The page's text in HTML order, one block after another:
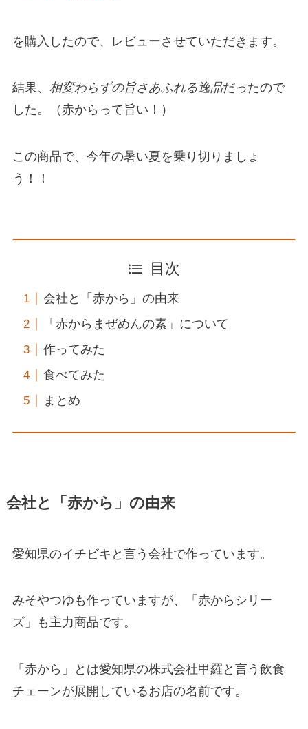
を購入したので、レビューさせていただきます。
結果、 相変わらずの旨さあふれる逸品だったので
した。（赤からって旨い！）
この商品で、今年の暑い夏を乗り切りましょ
う！！
目次
会社と「赤から」の由来
「赤からまぜめんの素」について
作ってみた
食べてみた
まとめ
会社と「赤から」の由来
愛知県のイチビキと言う会社で作っています。
みそやつゆも作っていますが、「赤からシリー
ズ」も主力商品です。
「赤から」とは愛知県の株式会社甲羅と言う飲食
チェーンが展開しているお店の名前です。